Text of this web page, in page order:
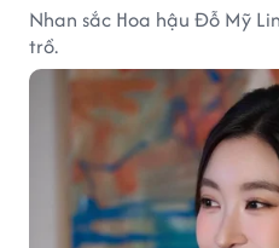
Nhan sắc Hoa hậu Đỗ Mỹ
trồ.